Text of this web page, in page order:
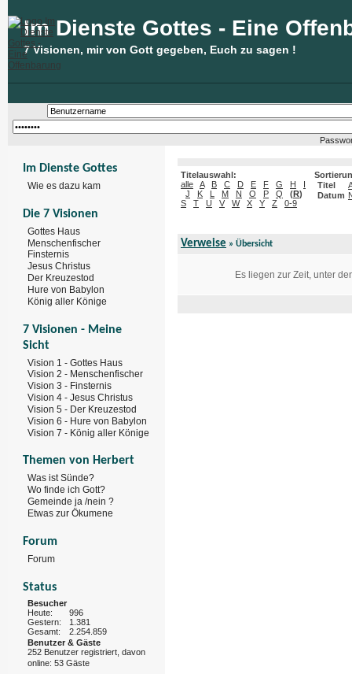
Im Dienste Gottes - Eine
7 Visionen, mir von Gott gegeben, Euch zu sagen !
Im Dienste Gottes
Wie es dazu kam
Die 7 Visionen
Gottes Haus
Menschenfischer
Finsternis
Jesus Christus
Der Kreuzestod
Hure von Babylon
König aller Könige
7 Visionen - Meine
Sicht
Vision 1 - Gottes Haus
Vision 2 - Menschenfischer
Vision 3 - Finsternis
Vision 4 - Jesus Christus
Vision 5 - Der Kreuzestod
Vision 6 - Hure von Babylon
Vision 7 - König aller Könige
Themen von Herbert
Was ist Sünde?
Wo finde ich Gott?
Gemeinde ja /nein ?
Etwas zur Ökumene
Forum
Forum
Status
Besucher
Heute:
996
Gestern:
1.381
Gesamt:
2.254.859
Benutzer & Gäste
252 Benutzer registriert, davon
online: 53 Gäste
Titelauswahl:
alle
A B C D E F G H
I
J
K L M N O P Q (R)
S
T U V W X Y Z 0-9
Titel
Datum
Verweise » Übersicht
Es liegen zur Zeit, unter